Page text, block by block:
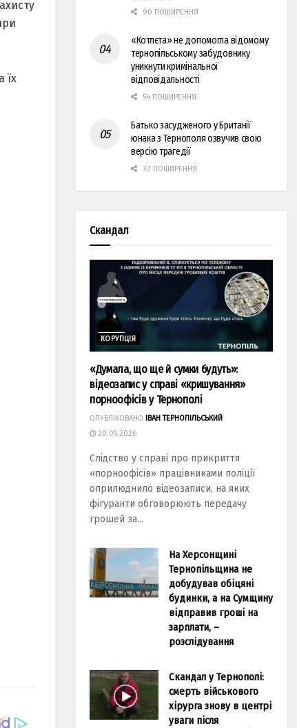
їх
90 ПОШИРЕННЯ
«Котлєта» не допомогла відомому
тернопільському забудовнику
уникнути кримінальної
відповідальності
54 ПОШИРЕННЯ
Батько засудженого у Британії
юнака з Тернополя озвучив свою
версію трагедії
32 ПОШИРЕННЯ
Скандал
КОРУПЦІЯ
«Думала, що ще й сумки будуть»:
відеозапис у справі «кришування»
порноофісів у Тернополі
ОПУБЛІКОВАНО
ІВАН ТЕРНОПІЛЬСЬКИЙ
20.05.2026
Слідство у справі про прикриття
«порноофісів» працівниками поліції
оприлюднило відеозаписи, на яких
фігуранти обговорюють передачу
грошей за...
На Херсонщині
Тернопільщина не
добудував обіцяні
будинки, а на Сумщину
відправив гроші на
зарплати, –
розслідування
Скандал у Тернополі:
смерть військового
хірурга знову в центрі
уваги після